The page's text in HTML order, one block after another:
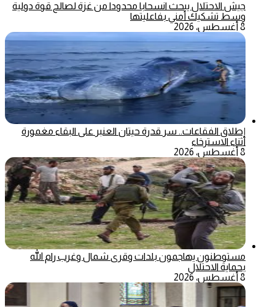
جيش الاحتلال يبحث انسحابا محدودا من غزة لصالح قوة دولية
وسط تشكيك أمني بفاعليتها
8 أغسطس، 2026
إطلاق الفقاعات.. سر قدرة حيتان العنبر على البقاء مغمورة
أثناء الاسترخاء
8 أغسطس، 2026
مستوطنون يهاجمون بلدات وقرى شمال وغرب رام الله
بحماية الاحتلال
8 أغسطس، 2026